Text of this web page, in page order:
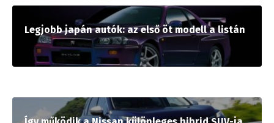
Legjobb japán autók: az első öt modell a listán